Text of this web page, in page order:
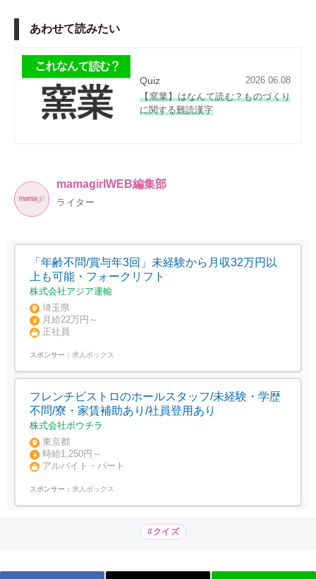
あわせて読みたい
Quiz
2026.06.08
【窯業】はなんて読む？ものづくり
に関する難読漢字
mamagirlWEB編集部
ライター
「年齢不問/賞与年3回」未経験から月収32万円以
上も可能・フォークリフト
株式会社アジア運輸
埼玉県
月給22万円～
正社員
スポンサー： 求人ボックス
フレンチビストロのホールスタッフ/未経験・学歴
不問/寮・家賃補助あり/社員登用あり
株式会社ボウチラ
東京都
時給1,250円～
アルバイト・パート
スポンサー： 求人ボックス
#クイズ